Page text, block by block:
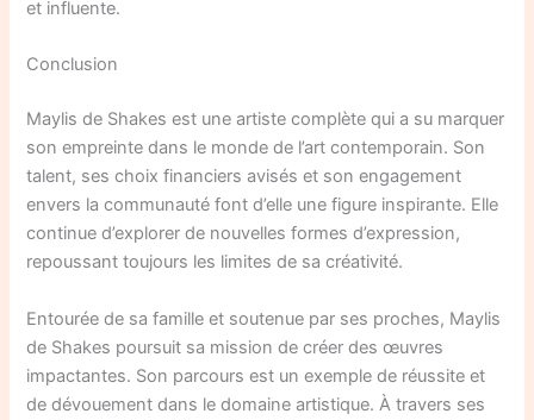
et influente.
Conclusion
Maylis de Shakes est une artiste complète qui a su marquer
son empreinte dans le monde de l’art contemporain. Son
talent, ses choix financiers avisés et son engagement
envers la communauté font d’elle une figure inspirante. Elle
continue d’explorer de nouvelles formes d’expression,
repoussant toujours les limites de sa créativité.
Entourée de sa famille et soutenue par ses proches, Maylis
de Shakes poursuit sa mission de créer des œuvres
impactantes. Son parcours est un exemple de réussite et
de dévouement dans le domaine artistique. À travers ses